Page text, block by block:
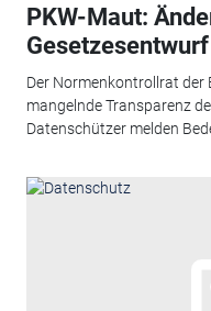
PKW-Maut:
Der Normenkontrollrat der
mangelnde Transparenz
Datenschützer melden